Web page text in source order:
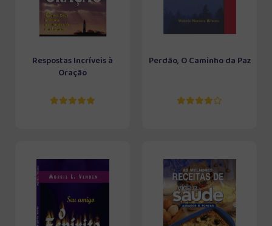
Respostas Incríveis à
Oração
Perdão, O Caminho da Paz